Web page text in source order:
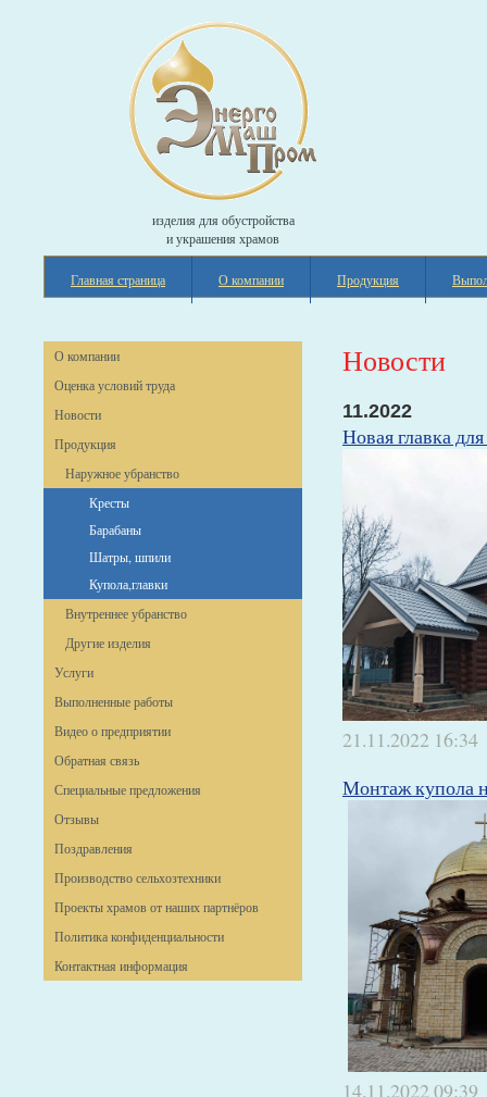
изделия для обустройства
и украшения храмов
Главная страница О компании Продукция
О компании
Оценка условий труда
Новости
Продукция
Наружное убранство
Кресты
Барабаны
Шатры, шпили
Купола,главки
Внутреннее убранство
Другие изделия
Услуги
Выполненные работы
Видео о предприятии
Обратная связь
Специальные предложения
Отзывы
Поздравления
Производство сельхозтехники
Проекты храмов от наших партнёров
Политика конфиденциальности
Контактная информация
Новости
11.2022
Новая главка
21.11.2022 16:34
Монтаж купола
14.11.2022 09:39